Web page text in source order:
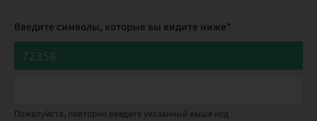
Введите символы, которые вы видите ниже*
Пожалуйста, повторно введите указанный выше код